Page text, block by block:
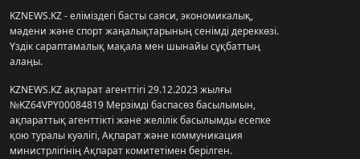
KZNEWS.KZ - еліміздегі басты саяси, экономикалық,
мәдени және спорт жаңалықтарының сенімді дереккөзі.
Үздік сараптамалық мақала мен шынайы сұқбаттың
алаңы.
KZNEWS.KZ ақпарат агенттігі 29.12.2023 жылғы
№KZ64VPY00084819 Мерзімді баспасөз басылымын,
ақпараттық агенттікті және желілік басылымды есепке
қою туралы куәлігі, Ақпарат және коммуникация
министрлігінің Ақпарат комитетімен берілген.